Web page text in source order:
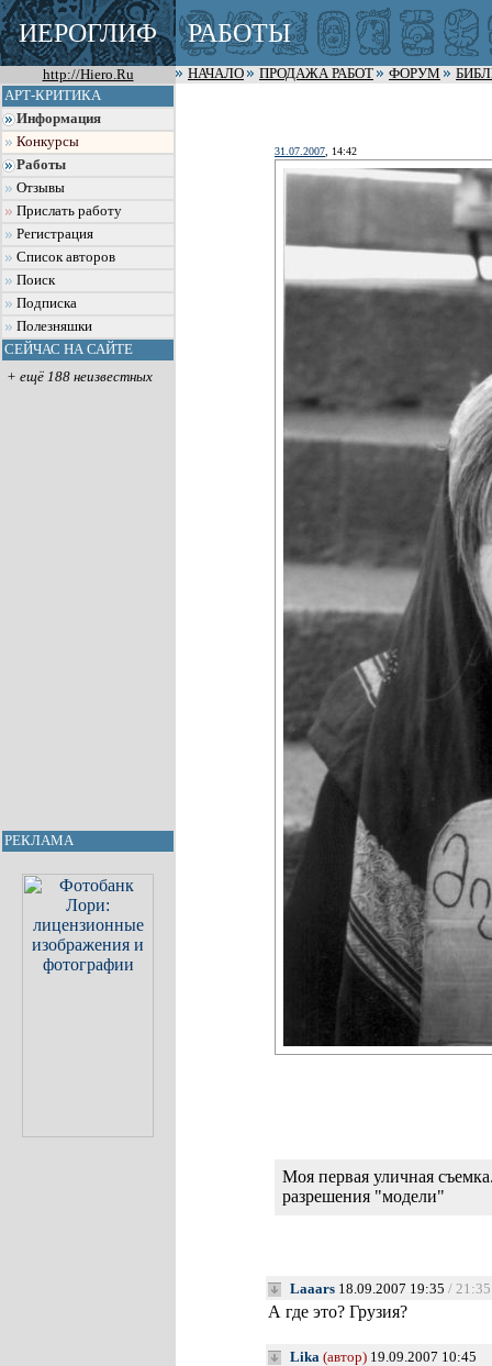
ИЕРОГЛИФ РАБОТЫ
http://Hiero.Ru НАЧАЛО ПРОДАЖА РАБОТ ФОРУМ
АРТ-КРИТИКА
Информация
Конкурсы
Работы
Отзывы
Прислать работу
Регистрация
Список авторов
Поиск
Подписка
Полезняшки
СЕЙЧАС НА САЙТЕ
+ ещё 188 неизвестных
РЕКЛАМА
31.07.2007 , 14:42
Моя первая уличная
разрешения "модели"
Laaars 18.09.2007 19:35 / 21:35
А где это? Грузия?
Lika (автор) 19.09.2007 10:45